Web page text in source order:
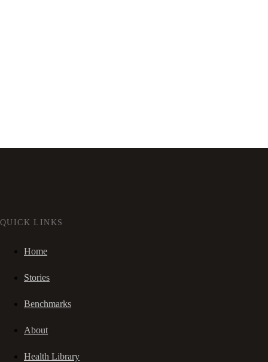
QUICK LINKS
Home
Stories
Benchmarks
About
Health Library